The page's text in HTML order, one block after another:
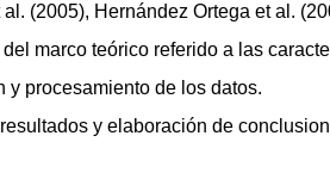
(2005), Hernández Ortega et al.
marco teórico referido a las
y procesamiento de los datos.
y elaboración de